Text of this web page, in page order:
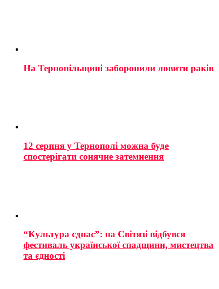
На Тернопільщині заборонили ловити раків
12 серпня у Тернополі можна буде
спостерігати сонячне затемнення
“Культура єднає”: на Світязі відбувся
фестиваль української спадщини, мистецтва
та єдності